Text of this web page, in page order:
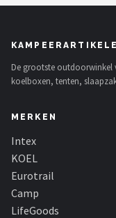
De grootste outdoorwinkel
koelboxen, tenten,
MERKEN
Intex
KOEL
Eurotrail
Camp
LifeGoods